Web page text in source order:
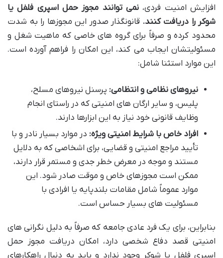
افزایش امنیت فردی، نمی توانند مجوز حمل اسپری فلفل یا
شوکر را دریافت کنند. قانونگذار صدور این مجوزها را به شدت
محدود کرده و صرفاً برای گروه های خاصی که ماهیت شغل و
مسئولیتشان ایجاب می کند، این امکان را فراهم آورده است.
این موارد استثنا شامل:
نیروهای نظامی و انتظامی: پرسنل نیروهای مسلح،
پلیس، و سایر ارگان های امنیتی که در راستای انجام
وظایف قانونی خود نیاز به این ابزارها دارند.
افراد خاص با شرایط امنیتی ویژه: در موارد بسیار نادر و با
تأیید مراجع امنیتی و قضایی، برای اشخاصی که به دلایل
مستند و موجه در معرض خطر جدی و مستمر قرار دارند،
ممکن است مجوزهای خاص و موقت صادر شود. این
موارد عموماً شامل مقامات بلندپایه یا افرادی با
مسئولیت های بسیار حساس است.
بنابراین، برای یک فرد عادی جامعه که صرفاً به دلیل نگرانی های
امنیتی قصد دفاع شخصی دارد، امکان دریافت مجوز حمل
اسپری فلفل یا شوکر وجود ندارد و باید به دنبال راهکارهای